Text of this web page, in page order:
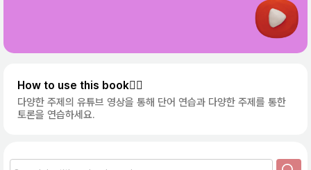
How to use this book☝🏻
다양한 주제의 유튜브 영상을 통해 단어 연습과 다양한 주제를 통한
토론을 연습하세요.